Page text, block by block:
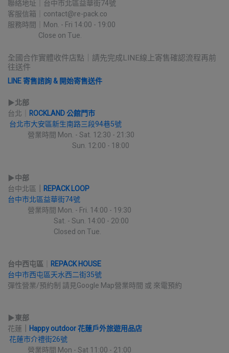
聯絡地址｜台中市北區益華街74號
客服信箱｜contact@re-pack.co
服務時間｜Mon. - Fri 14:00 - 19:00
Close on Tue.
全國合作實體收件店點｜請先完成LINE線上寄售確認流程再前
往送件
LINE 寄售諮詢 & 開始寄售送件
▶︎北部
台北｜ ROCKLAND 公館門市
台北市大安區新生南路三段94巷5號
營業時間 Mon. - Sat. 12:30 - 21:30
Sun. 12:00 - 18:00
▶︎中部
台中北區
REPACK LOOP
台中市北區益華街74號
營業時間 Mon. - Fri. 14:00 - 19:30
Sat. - Sun. 14:00 - 20:00
Closed on Tue.
台中西屯區
REPACK HOUSE
台中市西屯區天水西二街35號
彈性營業/預約制 請見Google Map營業時間 或 來電預約
▶︎東部
花蓮
Happy outdoor 花蓮戶外旅遊用品店
花蓮市介禮街26號
營業時間 Mon - Sat 11:00 - 21:00